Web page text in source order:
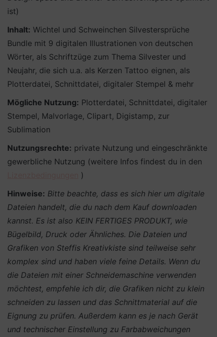
ist)
Inhalt: Wichtel und Schweinchen Silvestersprüche
Bundle mit 9 digitalen Illustrationen von deutschen
Wörter, als Schriftzüge zum Thema Silvester und
Neujahr, die sich u.a. als Kerzen Tattoo eignen, als
Plotterdatei, Schnittdatei, digitaler Stempel & mehr
Mögliche Nutzung: Plotterdatei, Schnittdatei, digitaler
Stempel, Malvorlage, Clipart, Digistamp, zur
Sublimation
Nutzungsrechte: private Nutzung und eingeschränkte
gewerbliche Nutzung (weitere Infos findest du in den
)
Hinweise: Bitte beachte, dass es sich hier um digitale
Dateien handelt, die du nach dem Kauf downloaden
kannst. Es ist also KEIN FERTIGES PRODUKT, wie
Bügelbild, Druck oder Ähnliches. Die Dateien und
Grafiken von Steffis Kreativkiste sind teilweise sehr
komplex sind und haben viele feine Details. Wenn du
die Dateien mit einer Schneidemaschine verwenden
möchtest, empfehle ich dir, die Grafiken nicht zu klein
schneiden zu lassen und das Schnittmaterial auf die
Eignung zu prüfen. Außerdem kann es je nach Gerät
und technischer Einstellung zu Farbabweichungen